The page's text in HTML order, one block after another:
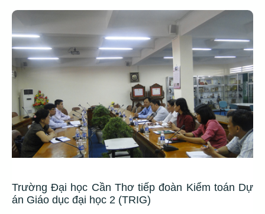
Trường Đại học Cần Thơ tiếp đoàn Kiểm toán Dự
án Giáo dục đại học 2 (TRIG)